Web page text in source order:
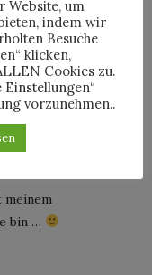
der Tat sehr
man ja in
auftragen
meinem
bin …
Website, um
indem wir
Besuche
klicken,
Cookies zu.
Einstellungen“
vorzunehmen..